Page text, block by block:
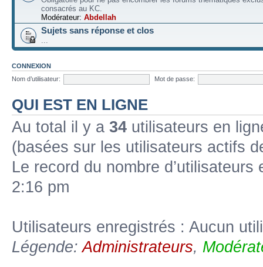
consacrés au KC.
Modérateur: Abdellah
Sujets sans réponse et clos
...
CONNEXION
Nom d’utilisateur:
Mot de passe:
QUI EST EN LIGNE
Au total il y a 34 utilisateurs en
(basées sur les utilisateurs actifs
Le record du nombre
2:16 pm
Utilisateurs enregistrés : Aucun
Légende:Administrateurs,